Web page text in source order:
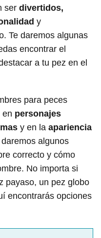
ser divertidos,
y
Te daremos algunas
encontrar el
a tu pez en el
para peces
en personajes
y en la apariencia
algunos
correcto y cómo
No importa si
payaso, un pez globo
encontrarás opciones